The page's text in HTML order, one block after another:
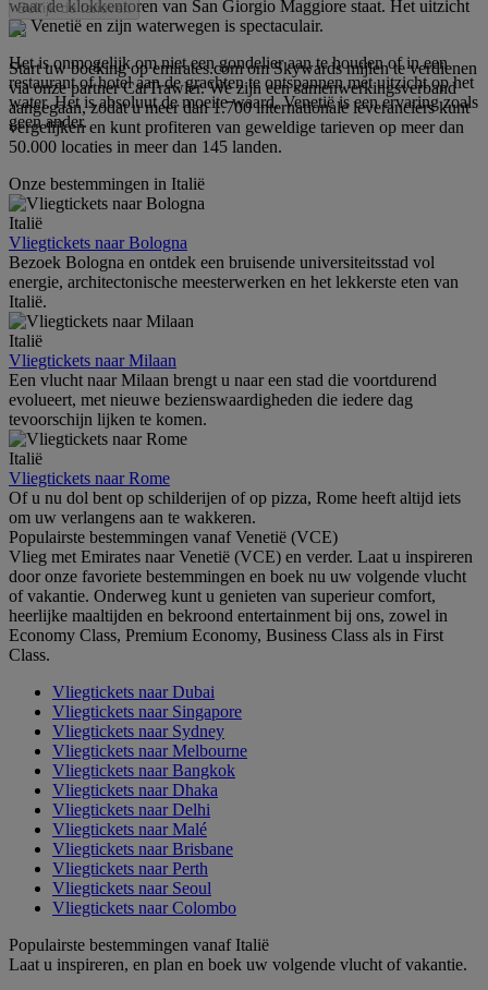
waar de klokkentoren van San Giorgio Maggiore staat. Het uitzicht
op Venetië en zijn waterwegen is spectaculair.
Het is onmogelijk om niet een gondelier aan te houden of in een
restaurant of hotel aan de grachten te ontspannen met uitzicht op het
water. Het is absoluut de moeite waard. Venetië is een ervaring zoals
geen ander.
Bekijk de tarieven
Start uw boeking op emirates.com om Skywards mijlen te verdienen
via onze partner CarTrawler. We zijn een samenwerkingsverband
aangegaan, zodat u meer dan 1.700 internationale leveranciers kunt
vergelijken en kunt profiteren van geweldige tarieven op meer dan
50.000 locaties in meer dan 145 landen.
Onze bestemmingen in Italië
Italië
Vliegtickets naar Bologna
Bezoek Bologna en ontdek een bruisende universiteitsstad vol
energie, architectonische meesterwerken en het lekkerste eten van
Italië.
Italië
Vliegtickets naar Milaan
Een vlucht naar Milaan brengt u naar een stad die voortdurend
evolueert, met nieuwe bezienswaardigheden die iedere dag
tevoorschijn lijken te komen.
Italië
Vliegtickets naar Rome
Of u nu dol bent op schilderijen of op pizza, Rome heeft altijd iets
om uw verlangens aan te wakkeren.
Populairste bestemmingen vanaf Venetië (VCE)
Vlieg met Emirates naar Venetië (VCE) en verder. Laat u inspireren
door onze favoriete bestemmingen en boek nu uw volgende vlucht
of vakantie. Onderweg kunt u genieten van superieur comfort,
heerlijke maaltijden en bekroond entertainment bij ons, zowel in
Economy Class, Premium Economy, Business Class als in First
Class.
Vliegtickets naar Dubai
Vliegtickets naar Singapore
Vliegtickets naar Sydney
Vliegtickets naar Melbourne
Vliegtickets naar Bangkok
Vliegtickets naar Dhaka
Vliegtickets naar Delhi
Vliegtickets naar Malé
Vliegtickets naar Brisbane
Vliegtickets naar Perth
Vliegtickets naar Seoul
Vliegtickets naar Colombo
Populairste bestemmingen vanaf Italië
Laat u inspireren, en plan en boek uw volgende vlucht of vakantie.